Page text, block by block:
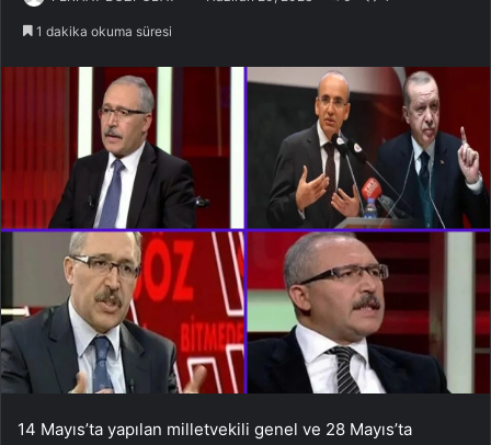
1 dakika okuma süresi
14 Mayıs’ta yapılan milletvekili genel ve 28 Mayıs’ta